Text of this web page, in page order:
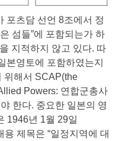
포츠담 선언 8조에서 정
섬들”에 포함되는가 하
지적하지 않고 있다. 따
본영토에 포함하였는지
위해서 SCAP(the
Powers: 연합군총사
한다. 중요한 일본의 영
1946년 1월 29일
제목은 “일정지역에 대